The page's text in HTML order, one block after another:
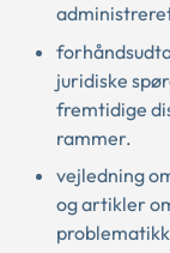
juridiske
fremtidige
rammer.
vejledning
og artikler